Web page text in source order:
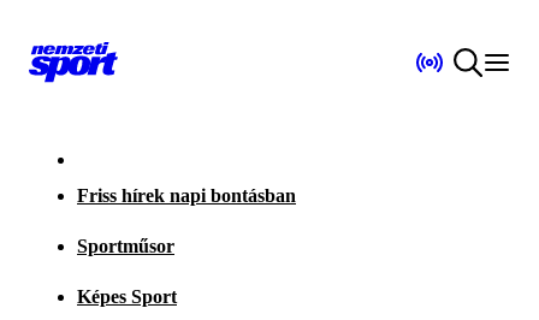
Friss hírek napi bontásban
Sportműsor
Képes Sport